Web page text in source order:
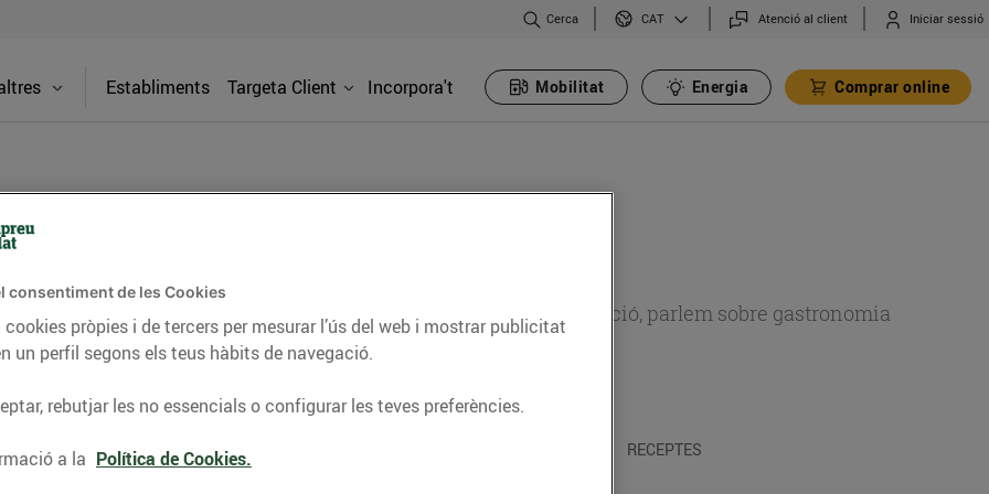
Cerca CAT Atenció al client Iniciar sessió
Establiments Targeta Client Incorpora't Mobilitat Energia Comprar online
consells nutricionals, informació d’actualitat sobre alimentació, parlem sobre gastronomia
del nostre territori i molts altres temes.
CONSELLS I HÀBITS SALUDABLES RECEPTES
consentiment de les Cookies
pròpies i de tercers per mesurar l’ús del web i mostrar publicitat
un perfil segons els teus hàbits de navegació.
rebutjar les no essencials o configurar les teves preferències.
a la Política de Cookies.